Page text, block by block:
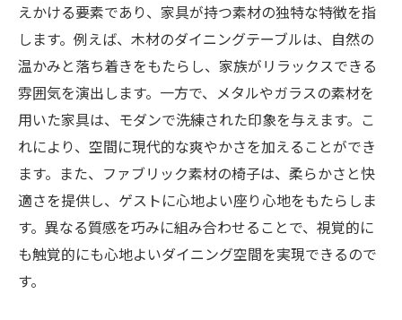
えかける要素であり、家具が持つ素材の独特な特徴を指
します。例えば、木材のダイニングテーブルは、自然の
温かみと落ち着きをもたらし、家族がリラックスできる
雰囲気を演出します。一方で、メタルやガラスの素材を
用いた家具は、モダンで洗練された印象を与えます。こ
れにより、空間に現代的な爽やかさを加えることができ
ます。また、ファブリック素材の椅子は、柔らかさと快
適さを提供し、ゲストに心地よい座り心地をもたらしま
す。異なる質感を巧みに組み合わせることで、視覚的に
も触覚的にも心地よいダイニング空間を実現できるので
す。